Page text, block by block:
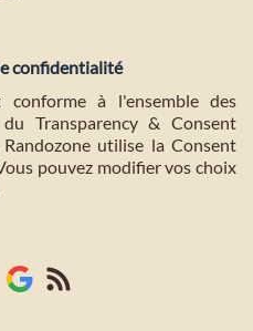
confidentialité
à l'ensemble des
Transparency & Consent
utilise la Consent
pouvez modifier vos choix